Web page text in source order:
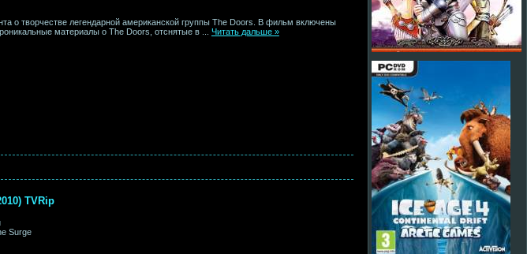
о творчестве легендарной американской группы The Doors. В фильм включены
материалы о The Doors, отснятые в
Читать дальше »
TVRip
Surge